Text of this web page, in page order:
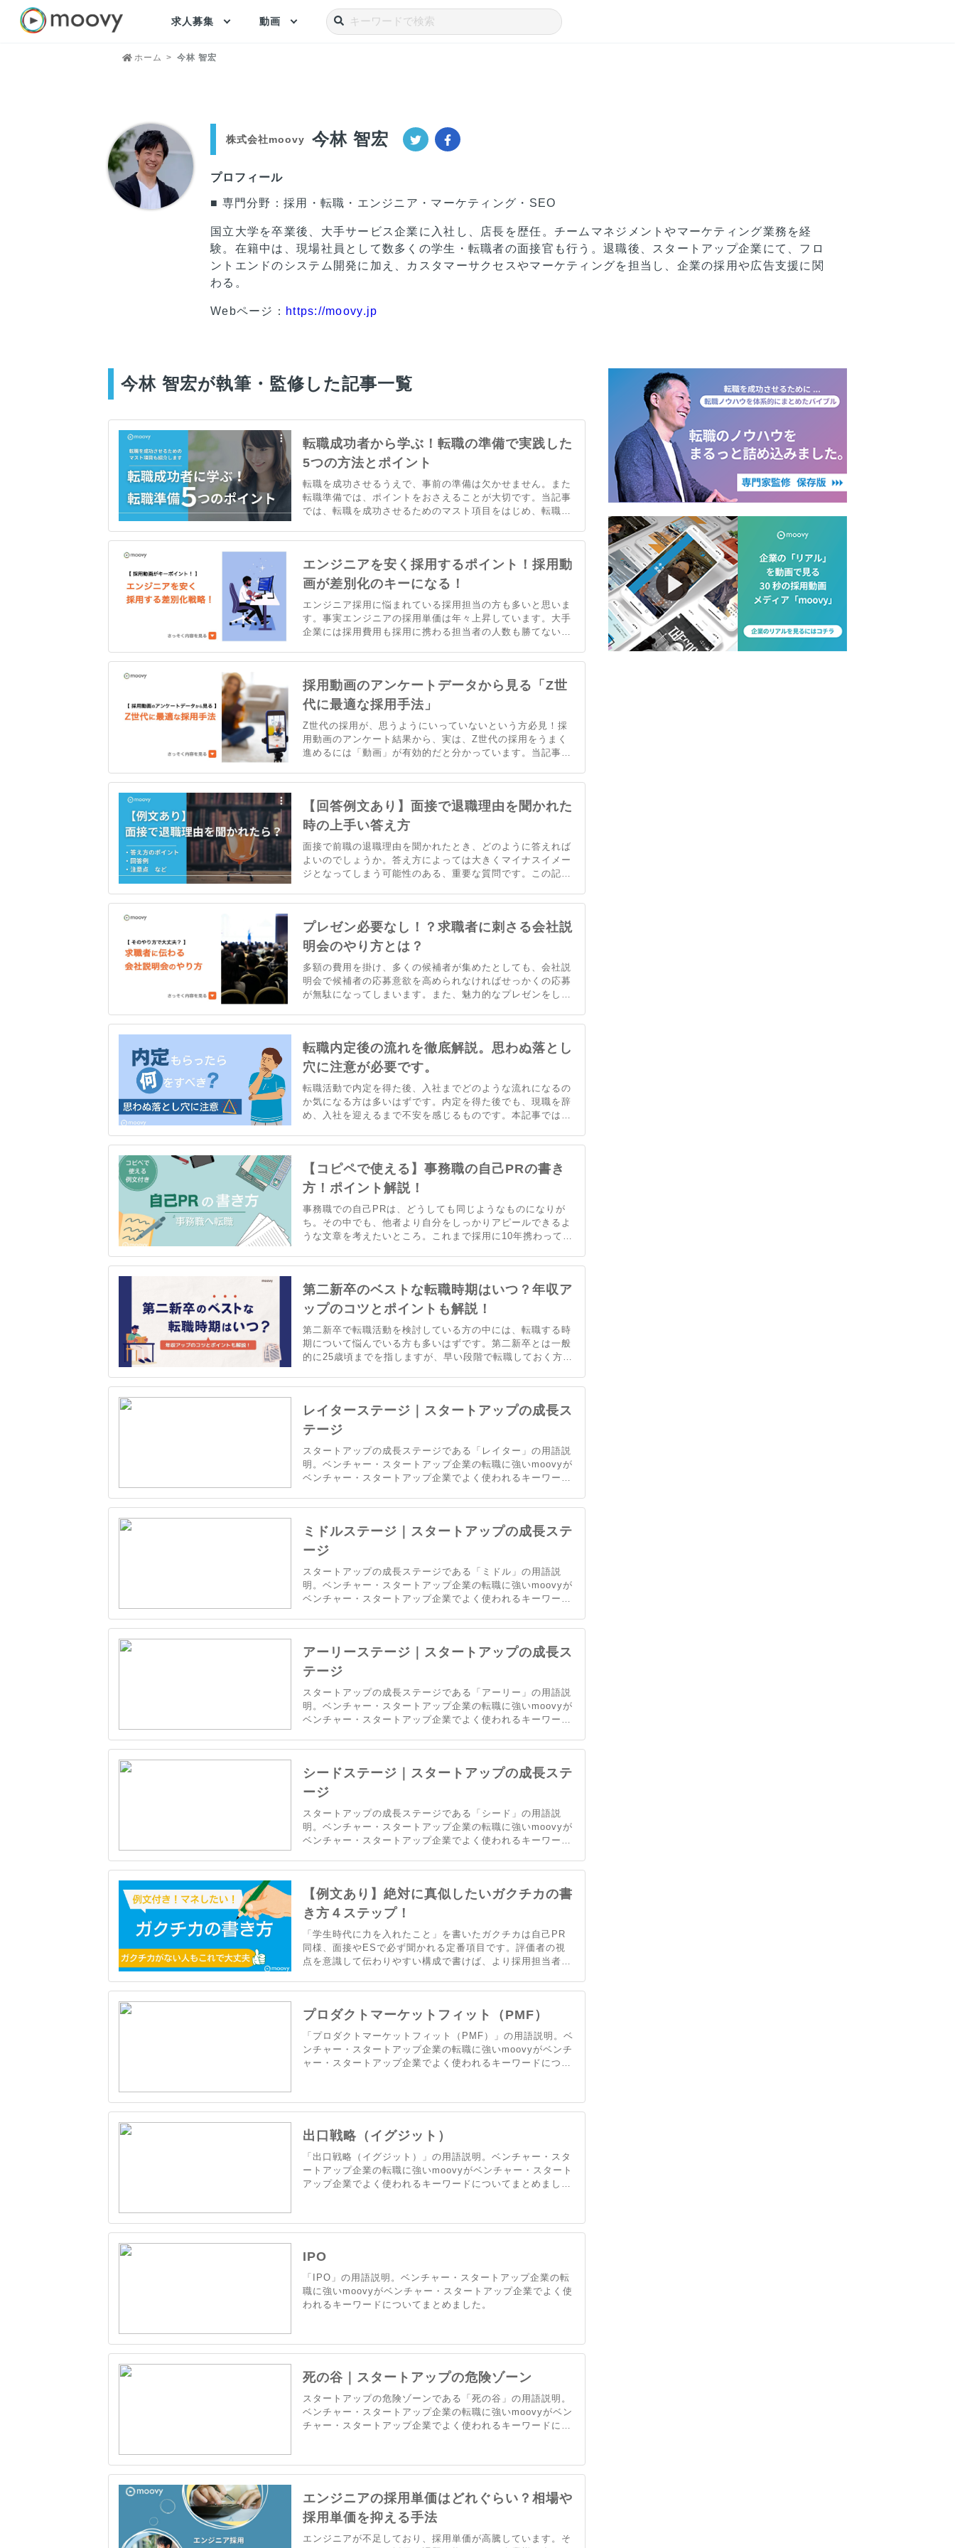
求人募集 動画
ホーム 今林 智宏
株式会社moovy 今林 智宏
プロフィール
■ 専門分野：採用・転職・エンジニア・マーケティング・SEO
国立大学を卒業後、大手サービス企業に入社し、店長を歴任。チームマネジメントやマーケティング業務を経
験。在籍中は、現場社員として数多くの学生・転職者の面接官も行う。退職後、スタートアップ企業にて、フロ
ントエンドのシステム開発に加え、カスタマーサクセスやマーケティングを担当し、企業の採用や広告支援に関
わる。
Webページ： https://moovy.jp
今林 智宏が執筆・監修した記事一覧
転職成功者から学ぶ！転職の準備で実践した
5つの方法とポイント
転職を成功させるうえで、事前の準備は欠かせません。また
転職準備では、ポイントをおさえることが大切です。当記事
では、転職を成功させるためのマスト項目をはじめ、転職成
実施し、転職を成功させたい人は一読必須です。
エンジニアを安く採用するポイント！採用動
画が差別化のキーになる！
エンジニア採用に悩まれている採用担当の方も多いと思いま
す。事実エンジニアの採用単価は年々上昇しています。大手
企業には採用費用も採用に携わる担当者の人数も勝てないと
抑えるための提案。エンジニア採用にお困りの方はぜひ参考
採用動画のアンケートデータから見る「Z世
代に最適な採用手法」
Z世代の採用が、思うようにいっていないという方必見！採
用動画のアンケート結果から、実は、Z世代の採用をうまく
進めるには「動画」が有効的だと分かっています。当記事で
理由と、注意すべきポイントについても解説します。
【回答例文あり】面接で退職理由を聞かれた
時の上手い答え方
面接で前職の退職理由を聞かれたとき、どのように答えれば
よいのでしょうか。答え方によっては大きくマイナスイメー
ジとなってしまう可能性のある、重要な質問です。この記事
文を含めてご紹介します。
プレゼン必要なし！？求職者に刺さる会社説
明会のやり方とは？
多額の費用を掛け、多くの候補者が集めたとしても、会社説
明会で候補者の応募意欲を高められなければせっかくの応募
が無駄になってしまいます。また、魅力的なプレゼンをして
のような説明会がいいのでしょうか。当記事では上手い会社
転職内定後の流れを徹底解説。思わぬ落とし
穴に注意が必要です。
転職活動で内定を得た後、入社までどのような流れになるの
か気になる方は多いはずです。内定を得た後でも、現職を辞
め、入社を迎えるまで不安を感じるものです。本記事では、
定後に必要な書類や注意点などについても説明します。
【コピペで使える】事務職の自己PRの書き
方！ポイント解説！
事務職での自己PRは、どうしても同じようなものになりが
ち。その中でも、他者より自分をしっかりアピールできるよ
うな文章を考えたいところ。これまで採用に10年携わってき
ていきます。自分のよさを最大発揮できるように準備してい
第二新卒のベストな転職時期はいつ？年収ア
ップのコツとポイントも解説！
第二新卒で転職活動を検討している方の中には、転職する時
期について悩んでいる方も多いはずです。第二新卒とは一般
的に25歳頃までを指しますが、早い段階で転職しておく方が
がよいという意見があります。本記事では、第二新卒の転職
レイターステージ｜スタートアップの成長ス
テージ
スタートアップの成長ステージである「レイター」の用語説
明。ベンチャー・スタートアップ企業の転職に強いmoovyが
ベンチャー・スタートアップ企業でよく使われるキーワード
ミドルステージ｜スタートアップの成長ステ
ージ
スタートアップの成長ステージである「ミドル」の用語説
明。ベンチャー・スタートアップ企業の転職に強いmoovyが
ベンチャー・スタートアップ企業でよく使われるキーワード
アーリーステージ｜スタートアップの成長ス
テージ
スタートアップの成長ステージである「アーリー」の用語説
明。ベンチャー・スタートアップ企業の転職に強いmoovyが
ベンチャー・スタートアップ企業でよく使われるキーワード
シードステージ｜スタートアップの成長ステ
ージ
スタートアップの成長ステージである「シード」の用語説
明。ベンチャー・スタートアップ企業の転職に強いmoovyが
ベンチャー・スタートアップ企業でよく使われるキーワード
【例文あり】絶対に真似したいガクチカの書
き方４ステップ！
「学生時代に力を入れたこと」を書いたガクチカは自己PR
同様、面接やESで必ず聞かれる定番項目です。評価者の視
点を意識して伝わりやすい構成で書けば、より採用担当者に
しょう。
プロダクトマーケットフィット（PMF）
「プロダクトマーケットフィット（PMF）」の用語説明。ベ
ンチャー・スタートアップ企業の転職に強いmoovyがベンチ
ャー・スタートアップ企業でよく使われるキーワードについ
出口戦略（イグジット）
「出口戦略（イグジット）」の用語説明。ベンチャー・スタ
ートアップ企業の転職に強いmoovyがベンチャー・スタート
アップ企業でよく使われるキーワードについてまとめまし
IPO
「IPO」の用語説明。ベンチャー・スタートアップ企業の転
職に強いmoovyがベンチャー・スタートアップ企業でよく使
われるキーワードについてまとめました。
死の谷｜スタートアップの危険ゾーン
スタートアップの危険ゾーンである「死の谷」の用語説明。
ベンチャー・スタートアップ企業の転職に強いmoovyがベン
チャー・スタートアップ企業でよく使われるキーワードにつ
エンジニアの採用単価はどれぐらい？相場や
採用単価を抑える手法
エンジニアが不足しており、採用単価が高騰しています。そ